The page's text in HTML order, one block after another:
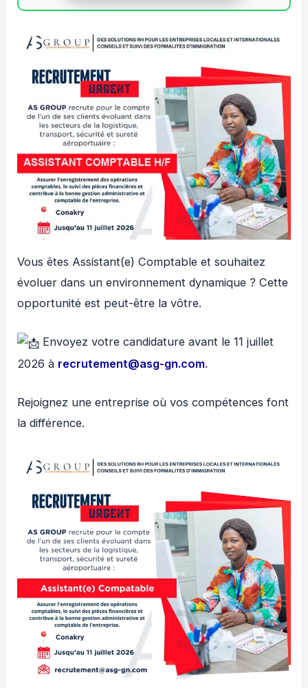
Vous êtes Assistant(e) Comptable et souhaitez
évoluer dans un environnement dynamique ? Cette
opportunité est peut-être la vôtre.
Envoyez votre candidature avant le 11 juillet
2026 à recrutement@asg-gn.com.
Rejoignez une entreprise où vos compétences font
la différence.